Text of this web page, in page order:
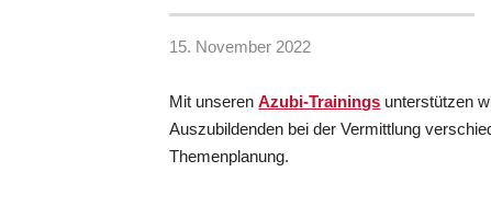
15. November 2022
Mit unserenAzubi-Trainings unterstützen
Auszubildenden bei der Vermittlung
Themenplanung.